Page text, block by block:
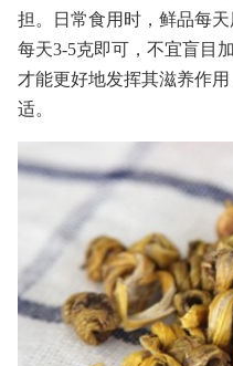
担。日常食用时，鲜品每
每天3-5克即可，不宜盲目
才能更好地发挥其滋养作
适。